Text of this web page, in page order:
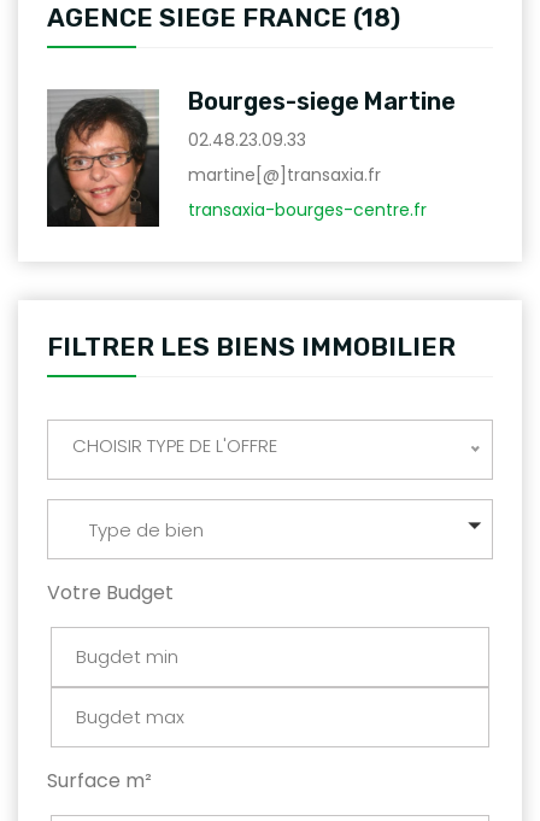
AGENCE SIEGE FRANCE (18)
Bourges-siege Martine
02.48.23.09.33
martine[@]transaxia.fr
transaxia-bourges-centre.fr
FILTRER LES BIENS IMMOBILIER
CHOISIR TYPE DE L'OFFRE
Type de bien
Votre Budget
Surface m²